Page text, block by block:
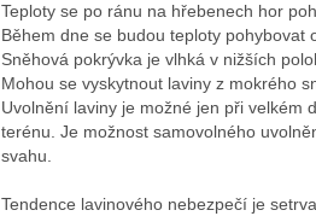
Teploty se po ránu na hřebenech hor
Během dne se budou teploty pohybovat
Sněhová pokrývka je vlhká v nižších
Mohou se vyskytnout laviny z mokrého
Uvolnění laviny je možné jen při velkém
terénu. Je možnost samovolného
svahu.
Tendence lavinového nebezpečí je